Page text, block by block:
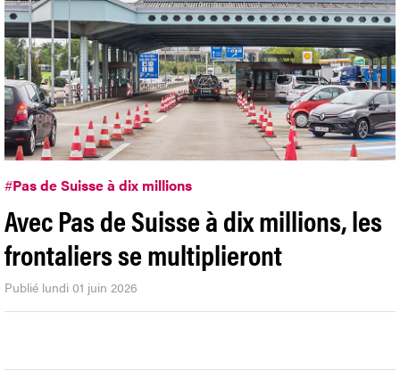
#Pas de Suisse à dix millions
Avec Pas de Suisse à dix millions, les
frontaliers se multiplieront
Publié lundi 01 juin 2026